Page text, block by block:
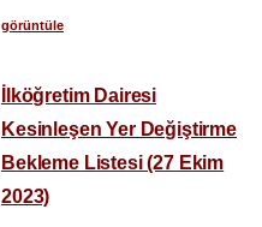
görüntüle
İlköğretim Dairesi
Kesinleşen Yer Değiştirme
Bekleme Listesi (27 Ekim
2023)